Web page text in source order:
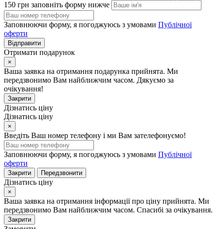
150 грн заповніть форму нижче
Заповнюючи форму, я погоджуюсь з умовами Публічної
оферти
Відправити
Отримати подарунок
×
Ваша заявка на отримання подарунка прийнята. Ми
передзвонимо Вам найближчим часом. Дякуємо за
очікування!
Закрити
Дізнатись ціну
Дізнатись ціну
×
Введіть Ваш номер телефону і ми Вам зателефонуємо!
Заповнюючи форму, я погоджуюсь з умовами Публічної
оферти
Закрити Передзвонити
Дізнатись ціну
×
Ваша заявка на отримання інформації про ціну прийнята. Ми
передзвонимо Вам найближчим часом. Спасибі за очікування.
Закрити